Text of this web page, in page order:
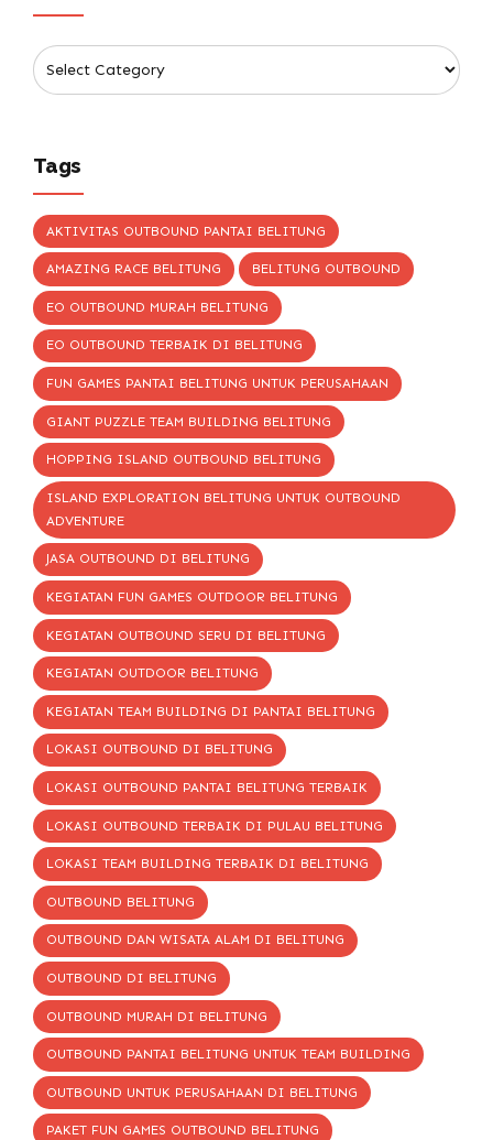
Tags
AKTIVITAS OUTBOUND PANTAI BELITUNG
AMAZING RACE BELITUNG BELITUNG OUTBOUND
EO OUTBOUND MURAH BELITUNG
EO OUTBOUND TERBAIK DI BELITUNG
FUN GAMES PANTAI BELITUNG UNTUK PERUSAHAAN
GIANT PUZZLE TEAM BUILDING BELITUNG
HOPPING ISLAND OUTBOUND BELITUNG
ISLAND EXPLORATION BELITUNG UNTUK OUTBOUND
ADVENTURE
JASA OUTBOUND DI BELITUNG
KEGIATAN FUN GAMES OUTDOOR BELITUNG
KEGIATAN OUTBOUND SERU DI BELITUNG
KEGIATAN OUTDOOR BELITUNG
KEGIATAN TEAM BUILDING DI PANTAI BELITUNG
LOKASI OUTBOUND DI BELITUNG
LOKASI OUTBOUND PANTAI BELITUNG TERBAIK
LOKASI OUTBOUND TERBAIK DI PULAU BELITUNG
LOKASI TEAM BUILDING TERBAIK DI BELITUNG
OUTBOUND BELITUNG
OUTBOUND DAN WISATA ALAM DI BELITUNG
OUTBOUND DI BELITUNG
OUTBOUND MURAH DI BELITUNG
OUTBOUND PANTAI BELITUNG UNTUK TEAM BUILDING
OUTBOUND UNTUK PERUSAHAAN DI BELITUNG
PAKET FUN GAMES OUTBOUND BELITUNG